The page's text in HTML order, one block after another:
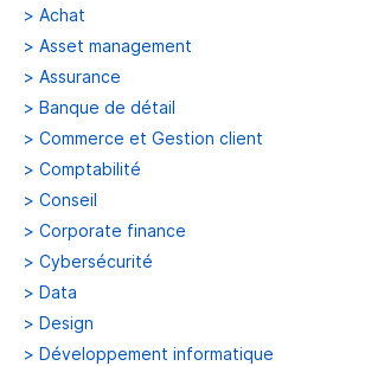
> Achat
> Asset management
> Assurance
> Banque de détail
> Commerce et Gestion client
> Comptabilité
> Conseil
> Corporate finance
> Cybersécurité
> Data
> Design
> Développement informatique